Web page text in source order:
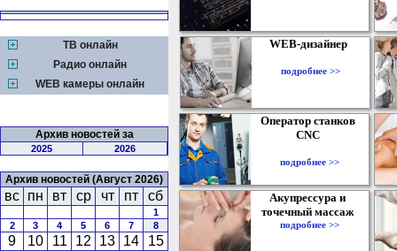
ТВ онлайн
Радио онлайн
WEB камеры онлайн
Архив новостей за
2025 2026
Архив новостей (Август 2026)
вс пн вт ср чт пт сб
1
2
3 4 5 6 7 8
9 10 11 12 13 14
15
WEB-дизайнер
подробнее >>
Оператор станков
CNC
подробнее >>
Акупрессура и
точечный массаж
подробнее >>